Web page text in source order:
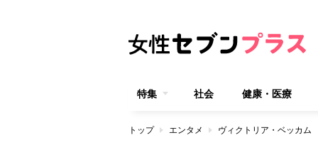
特集 社会 健康・医療
トップ エンタメ ヴィクトリア・ベッカ